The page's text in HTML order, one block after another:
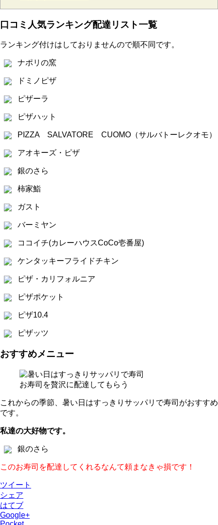
口コミ人気ランキング配達リスト一覧
ランキング付けはしておりませんので順不同です。
ナポリの窯
ドミノピザ
ピザーラ
ピザハット
PIZZA SALVATORE CUOMO（サルバトーレクオモ）
アオキーズ・ピザ
銀のさら
柿家鮨
ガスト
バーミヤン
ココイチ(カレーハウスCoCo壱番屋)
ケンタッキーフライドチキン
ピザ・カリフォルニア
ピザポケット
ピザ10.4
ピザッツ
おすすめメニュー
お寿司を贅沢に配達してもらう
これからの季節、暑い日はすっきりサッパリで寿司がおすすめ
です。
私達の大好物です。
銀のさら
このお寿司を配達してくれるなんて頼まなきゃ損です！
ツイート
シェア
はてブ
Google+